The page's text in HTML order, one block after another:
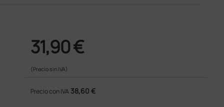
31,90 €
(Precio sin IVA)
Precio con IVA 38,60 €